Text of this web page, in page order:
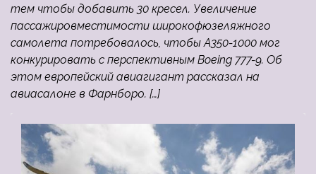
тем чтобы добавить 30 кресел. Увеличение
пассажировместимости широкофюзеляжного
самолета потребовалось, чтобы А350-1000 мог
конкурировать с перспективным Boeing 777-9. Об
этом европейский авиагигант рассказал на
авиасалоне в Фарнборо. […]